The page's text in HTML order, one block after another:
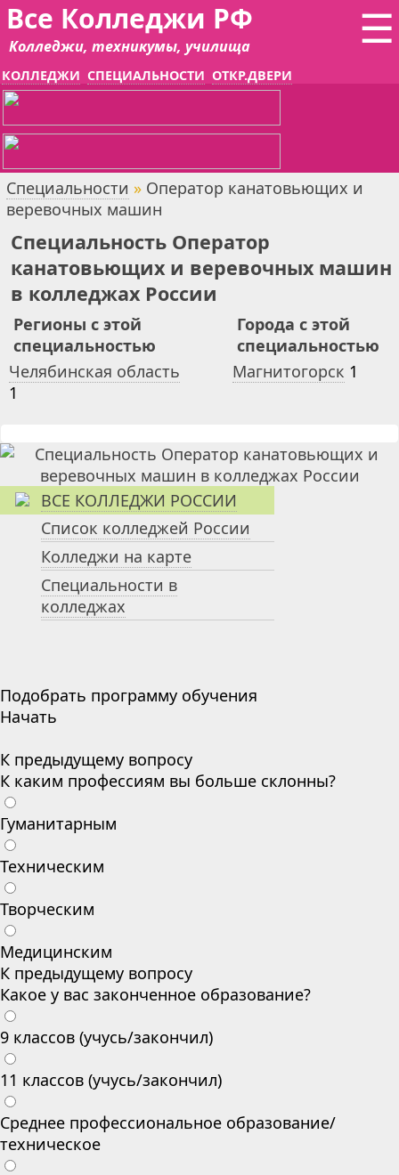
☰
Все Колледжи РФ
Колледжи, техникумы, училища
КОЛЛЕДЖИ СПЕЦИАЛЬНОСТИ ОТКР.ДВЕРИ
Специальности » Оператор канатовьющих и
веревочных машин
Специальность Оператор
канатовьющих и веревочных машин
в колледжах России
Регионы с этой
специальностью
Челябинская область
1
Города с этой
специальностью
Магнитогорск 1
ВСЕ КОЛЛЕДЖИ РОССИИ
Список колледжей России
Колледжи на карте
Специальности в
колледжах
Подобрать программу обучения
Начать
К предыдущему вопросу
К каким профессиям вы больше склонны?
Гуманитарным
Техническим
Творческим
Медицинским
К предыдущему вопросу
Какое у вас законченное образование?
9 классов (учусь/закончил)
11 классов (учусь/закончил)
Среднее профессиональное образование/
техническое